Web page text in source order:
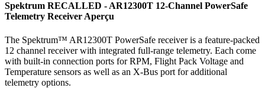
Spektrum RECALLED - AR12300T 12-Channel PowerSafe
Telemetry Receiver Aperçu
The Spektrum™ AR12300T PowerSafe receiver is a feature-packed
12 channel receiver with integrated full-range telemetry. Each come
with built-in connection ports for RPM, Flight Pack Voltage and
Temperature sensors as well as an X-Bus port for additional
telemetry options.